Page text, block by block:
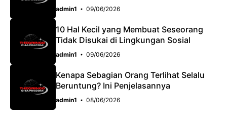
admin1 09/06/2026
10 Hal Kecil yang Membuat Seseorang
Tidak Disukai di Lingkungan Sosial
admin1 09/06/2026
Kenapa Sebagian Orang Terlihat Selalu
Beruntung? Ini Penjelasannya
admin1 08/06/2026